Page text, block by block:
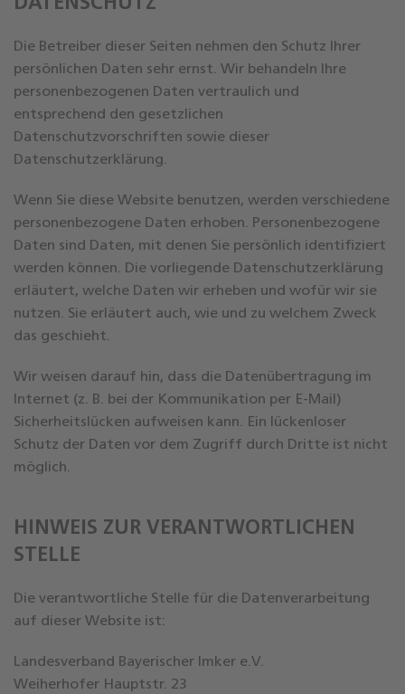
DATENSCHUTZ
Die Betreiber dieser Seiten nehmen den Schutz Ihrer
persönlichen Daten sehr ernst. Wir behandeln Ihre
personenbezogenen Daten vertraulich und
entsprechend den gesetzlichen
Datenschutzvorschriften sowie dieser
Datenschutzerklärung.
Wenn Sie diese Website benutzen, werden verschiedene
personenbezogene Daten erhoben. Personenbezogene
Daten sind Daten, mit denen Sie persönlich identifiziert
werden können. Die vorliegende Datenschutzerklärung
erläutert, welche Daten wir erheben und wofür wir sie
nutzen. Sie erläutert auch, wie und zu welchem Zweck
das geschieht.
Wir weisen darauf hin, dass die Datenübertragung im
Internet (z. B. bei der Kommunikation per E-Mail)
Sicherheitslücken aufweisen kann. Ein lückenloser
Schutz der Daten vor dem Zugriff durch Dritte ist nicht
möglich.
HINWEIS ZUR VERANTWORTLICHEN
STELLE
Die verantwortliche Stelle für die Datenverarbeitung
auf dieser Website ist:
Landesverband Bayerischer Imker e.V.
Weiherhofer Hauptstr. 23